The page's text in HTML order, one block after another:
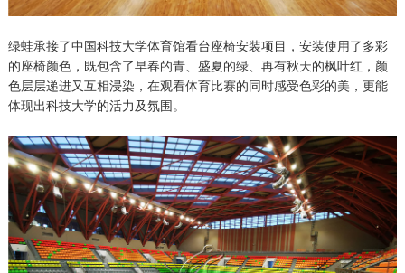
绿蛙承接了中国科技大学体育馆看台座椅安装项目，安装使用了多彩
的座椅颜色，既包含了早春的青、盛夏的绿、再有秋天的枫叶红，颜
色层层递进又互相浸染，在观看体育比赛的同时感受色彩的美，更能
体现出科技大学的活力及氛围。